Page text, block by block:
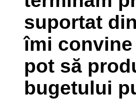
suportat
îmi
pot să
bugetului